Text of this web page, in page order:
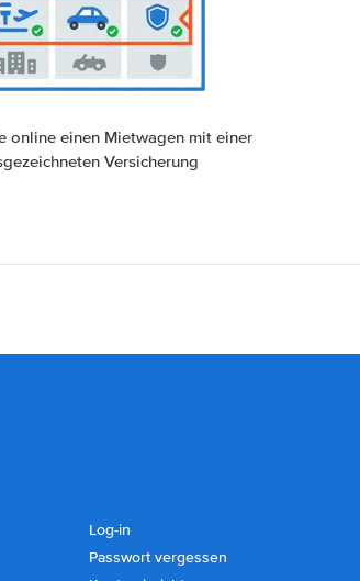
online einen Mietwagen mit einer
Versicherung
Log-in
Passwort vergessen